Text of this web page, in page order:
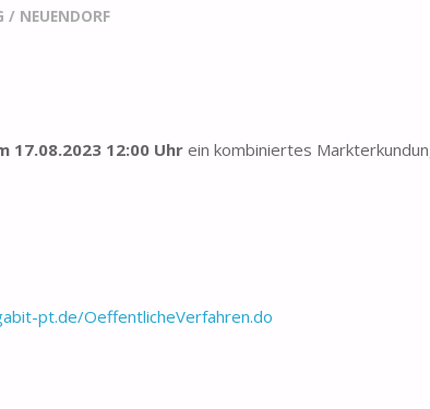
/ NEUENDORF
17.08.2023 12:00 Uhrein kombiniertes
pt.de/OeffentlicheVerfahren.do